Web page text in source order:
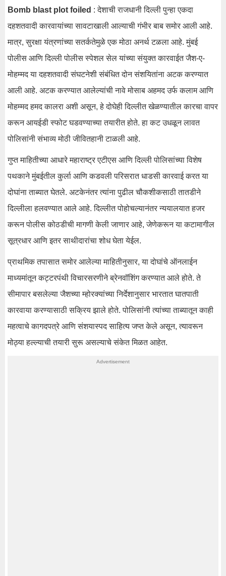
Bomb blast plot foiled : देशाची राजधानी दिल्ली पुन्हा एकदा
दहशतवादी कारवायांच्या सावटाखाली आल्याची गंभीर बाब समोर आली आहे.
मात्र, सुरक्षा यंत्रणांच्या सतर्कतेमुळे एक मोठा अनर्थ टळला आहे. मुंबई
पोलीस आणि दिल्ली पोलीस स्पेशल सेल यांच्या संयुक्त कारवाईत जैश-ए-
मोहम्मद या दहशतवादी संघटनेशी संबंधित दोन संशयितांना अटक करण्यात
आली आहे. अटक करण्यात आलेल्यांची नावे मोसाब अहमद उर्फ कलाम आणि
मोहम्मद हमद कालरा अशी असून, हे दोघेही दिल्लीत खेळण्यातील कारचा वापर
करून आयईडी स्फोट घडवण्याच्या तयारीत होते. हा कट उधळून लावत
पोलिसांनी संभाव्य मोठी जीवितहानी टाळली आहे.
गुप्त माहितीच्या आधारे महाराष्ट्र एटीएस आणि दिल्ली पोलिसांच्या विशेष
पथकाने मुंबईतील कुर्ला आणि कडवली परिसरात धाडसी कारवाई करत या
दोघांना ताब्यात घेतले. अटकेनंतर त्यांना पुढील चौकशीकसाठी तातडीने
दिल्लीला हलवण्यात आले आहे. दिल्लीत पोहोचल्यानंतर न्ययालयात हजर
करून पोलीस कोठडीची मागणी केली जाणार आहे, जेणेकरून या कटामागील
सूत्रधार आणि इतर साथीदारांचा शोध घेता येईल.
प्राथमिक तपासात समोर आलेल्या माहितीनुसार, या दोघांचे ऑनलाईन
माध्यमांतून कट्टरपंथी विचारसरणीने ब्रेनवॉशिंग करण्यात आले होते. ते
सीमापार बसलेल्या जैशच्या म्होरक्यांच्या निर्देशानुसार भारतात घातपाती
कारवाया करण्यासाठी सक्रिय झाले होते. पोलिसांनी त्यांच्या ताब्यातून काही
महत्वाचे कागदपत्रे आणि संशयास्पद साहित्य जप्त केले असून, त्यावरून
मोठ्या हल्ल्याची तयारी सुरू असल्याचे संकेत मिळत आहेत.